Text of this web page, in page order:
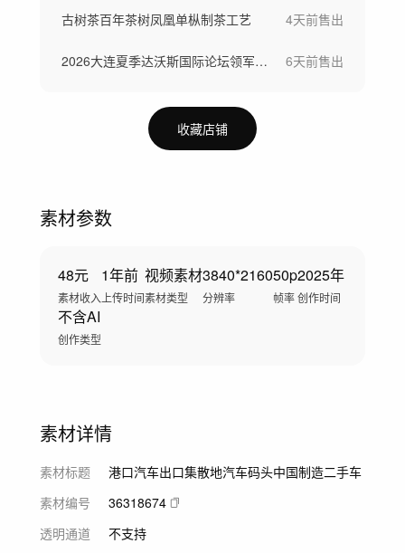
古树茶百年茶树凤凰单枞制茶工艺 4天前售出
2026大连夏季达沃斯国际论坛领军者年会 6天前售出
收藏店铺
素材参数
48元
素材收入
1年前
上传时间
视频素材
素材类型
3840*2160
分辨率
50p
帧率
2025年
创作时间
不含AI
创作类型
素材详情
素材标题
港口汽车出口集散地汽车码头中国制造二手车
素材编号
36318674
透明通道
不支持